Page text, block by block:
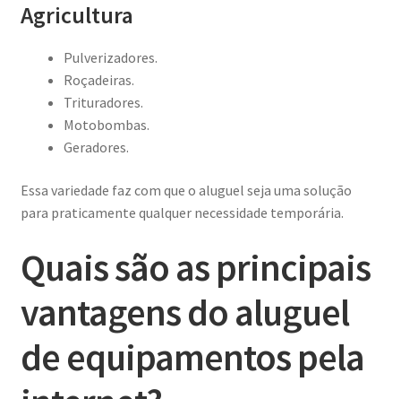
Agricultura
Pulverizadores.
Roçadeiras.
Trituradores.
Motobombas.
Geradores.
Essa variedade faz com que o aluguel seja uma solução
para praticamente qualquer necessidade temporária.
Quais são as principais
vantagens do aluguel
de equipamentos pela